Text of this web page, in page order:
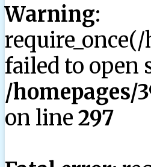
Warning:
failed to open
/homepages/
on line 297